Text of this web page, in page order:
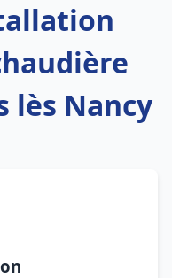
lès Nancy